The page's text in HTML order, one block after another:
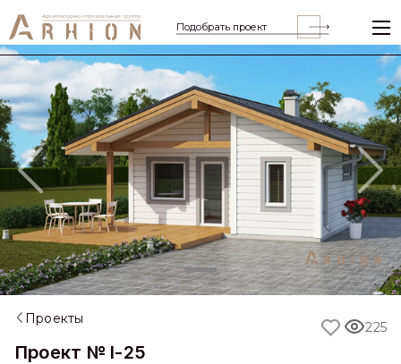
Подобрать проект
Previous
Проекты
Проект № l-25
225